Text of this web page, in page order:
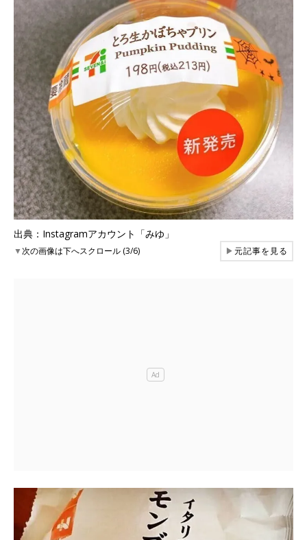
出典：Instagramアカウント「みゆ」
▼次の画像は下へスクロール (3/6) ▶元記事を見る